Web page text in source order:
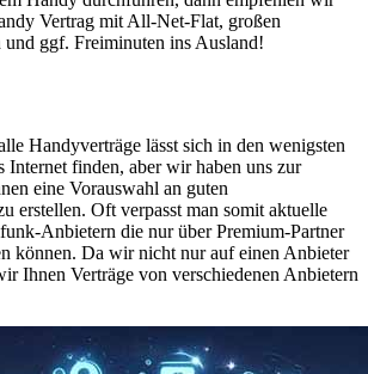
Vertrag mit All-Net-Flat, großen
und ggf. Freiminuten ins Ausland!
Handyverträge lässt sich in den wenigsten
Internet finden, aber wir haben uns zur
eine Vorauswahl an guten
erstellen. Oft verpasst man somit aktuelle
Anbietern die nur über Premium-Partner
können. Da wir nicht nur auf einen Anbieter
Ihnen Verträge von verschiedenen Anbietern